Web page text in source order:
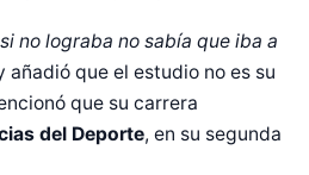
no lograba no sabía que iba a
añadió que el estudio no es su
que su carrera
del Deporte, en su segunda